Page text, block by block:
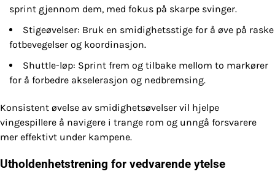
sprint gjennom dem, med fokus på skarpe svinger.
Stigeøvelser: Bruk en smidighetsstige for å øve på raske
fotbevegelser og koordinasjon.
Shuttle-løp: Sprint frem og tilbake mellom to markører
for å forbedre akselerasjon og nedbremsing.
Konsistent øvelse av smidighetsøvelser vil hjelpe
vingespillere å navigere i trange rom og unngå forsvarere
mer effektivt under kampene.
Utholdenhetstrening for vedvarende ytelse